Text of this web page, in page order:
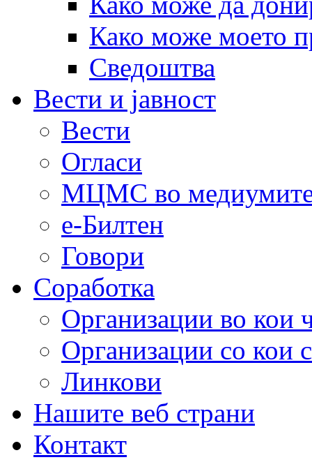
Како може моето
Сведоштва
Вести и јавност
Вести
Огласи
МЦМС во
е-Билтен
Говори
Соработка
Организации во кои
Организации со кои
Линкови
Нашите веб страни
Контакт